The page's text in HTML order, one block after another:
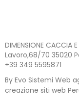
DIMENSIONE CACCIA
Lavoro,68/70 35020
+39 349 5595871
By Evo Sistemi Web
creazione siti web